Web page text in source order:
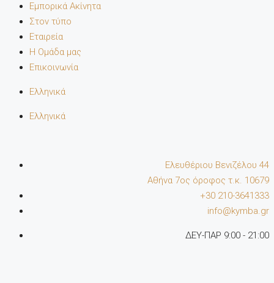
Εμπορικά Ακίνητα
Στον τύπο
Εταιρεία
Η Ομάδα μας
Επικοινωνία
Ελληνικά
Ελληνικά
Ελευθέριου Βενιζέλου 44
Αθήνα 7oς όροφος τ.κ. 10679
+30 210-3641333
info@kymba.gr
ΔΕΥ-ΠΑΡ 9:00 - 21:00